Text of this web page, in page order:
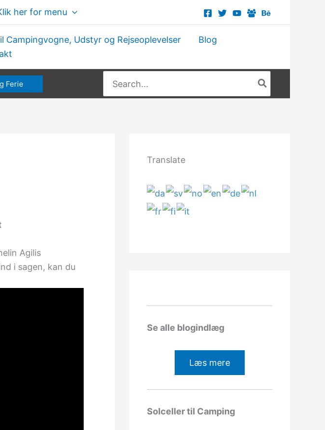
her for menu
Campingvogne, Udstyr og Rejseoplevelser
Blog
Ferie
efter:
Agilis
i sagen, kan du
Translate
Se alle blogindlæg
Læs mere
Solceller til Camping